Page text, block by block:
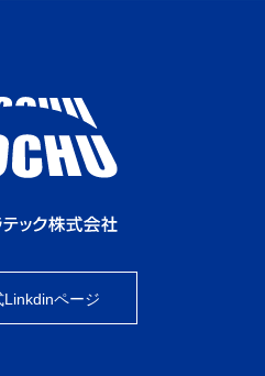
Linkdinページ